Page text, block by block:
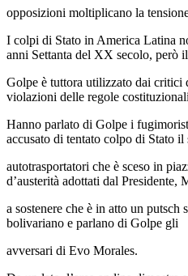
opposizioni moltiplicano la
I colpi di Stato in America Latina
anni Settanta del XX secolo, però
Golpe è tuttora utilizzato dai critici
violazioni delle regole
Hanno parlato di Golpe i
accusato di tentato colpo di Stato il
autotrasportatori che è sceso in
d’austerità adottati dal Presidente,
a sostenere che è in atto un
bolivariano e parlano di Golpe gli
avversari di Evo Morales.